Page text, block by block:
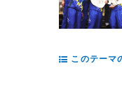
このテーマ